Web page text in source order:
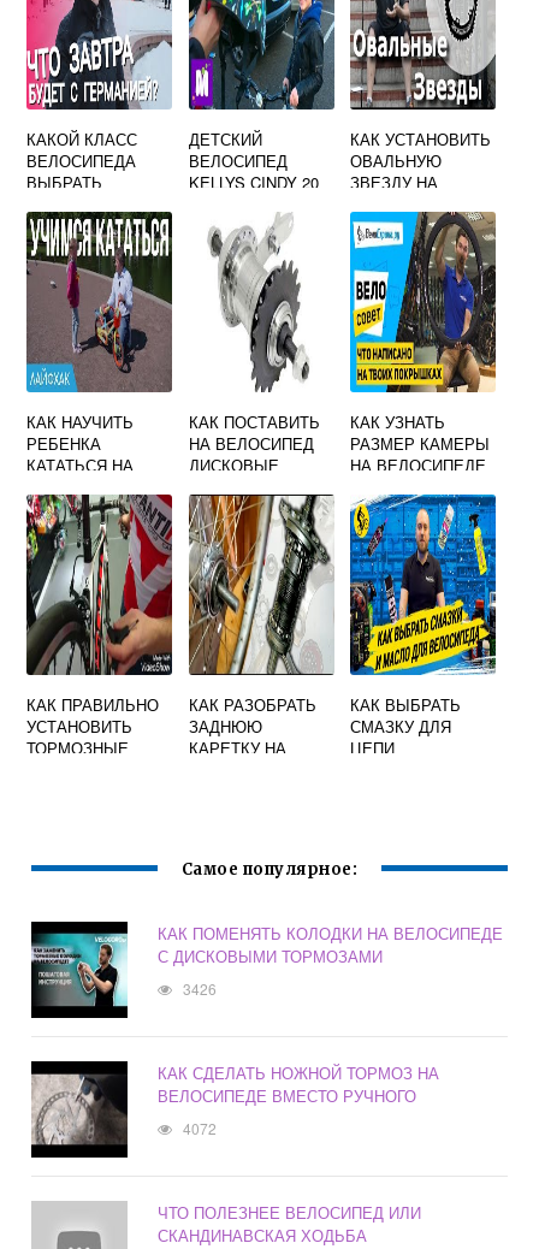
КАКОЙ КЛАСС
ВЕЛОСИПЕДА
ВЫБРАТЬ
ДЕТСКИЙ
ВЕЛОСИПЕД
KELLYS CINDY 20
КАК УСТАНОВИТЬ
ОВАЛЬНУЮ
ЗВЕЗДУ НА
КАК НАУЧИТЬ
РЕБЕНКА
КАТАТЬСЯ НА
ВИДЕО
КАК ПОСТАВИТЬ
НА ВЕЛОСИПЕД
ДИСКОВЫЕ
ВМЕСТО
ОБОДНЫХ
КАК УЗНАТЬ
РАЗМЕР КАМЕРЫ
НА ВЕЛОСИПЕДЕ
КАК ПРАВИЛЬНО
УСТАНОВИТЬ
ТОРМОЗНЫЕ
КАК РАЗОБРАТЬ
ЗАДНЮЮ
КАРЕТКУ НА
КАК ВЫБРАТЬ
СМАЗКУ ДЛЯ
ЦЕПИ
Самое популярное:
КАК ПОМЕНЯТЬ КОЛОДКИ НА ВЕЛОСИПЕДЕ
С ДИСКОВЫМИ ТОРМОЗАМИ
3426
КАК СДЕЛАТЬ НОЖНОЙ ТОРМОЗ НА
ВЕЛОСИПЕДЕ ВМЕСТО РУЧНОГО
4072
ЧТО ПОЛЕЗНЕЕ ВЕЛОСИПЕД ИЛИ
СКАНДИНАВСКАЯ ХОДЬБА